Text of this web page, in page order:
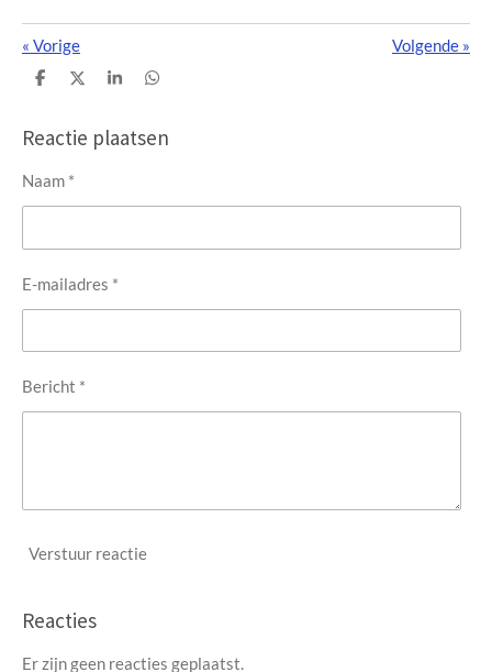
« Vorige Volgende »
D
e
n
D
l
S
r
e
D
e
n
Reactie plaatsen
Naam *
E-mailadres *
Bericht *
Verstuur reactie
Reacties
Er zijn geen reacties geplaatst.